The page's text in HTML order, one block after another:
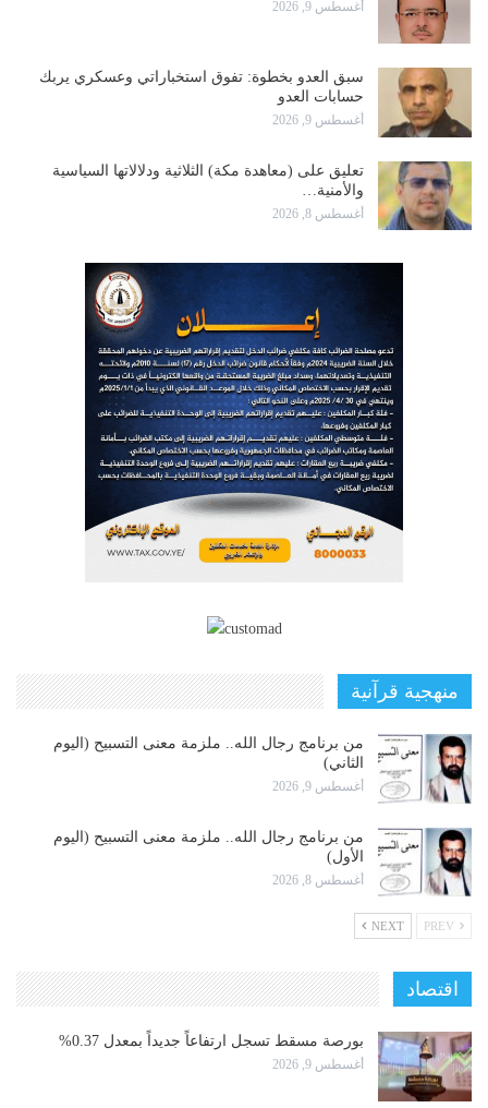
أغسطس 9, 2026
سبق العدو بخطوة: تفوق استخباراتي وعسكري يربك
حسابات العدو
أغسطس 9, 2026
تعليق على (معاهدة مكة) الثلاثية ودلالاتها السياسية
والأمنية…
أغسطس 8, 2026
منهجية قرآنية
من برنامج رجال الله.. ملزمة معنى التسبيح (اليوم
الثاني)
أغسطس 9, 2026
من برنامج رجال الله.. ملزمة معنى التسبيح (اليوم
الأول)
أغسطس 8, 2026
NEXT
اقتصاد
بورصة مسقط تسجل ارتفاعاً جديداً بمعدل 0.37%
أغسطس 9, 2026